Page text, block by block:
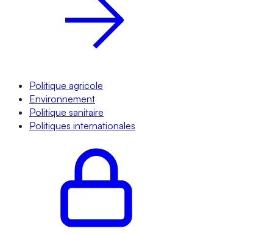
Politique agricole
Environnement
Politique sanitaire
Politiques internationales